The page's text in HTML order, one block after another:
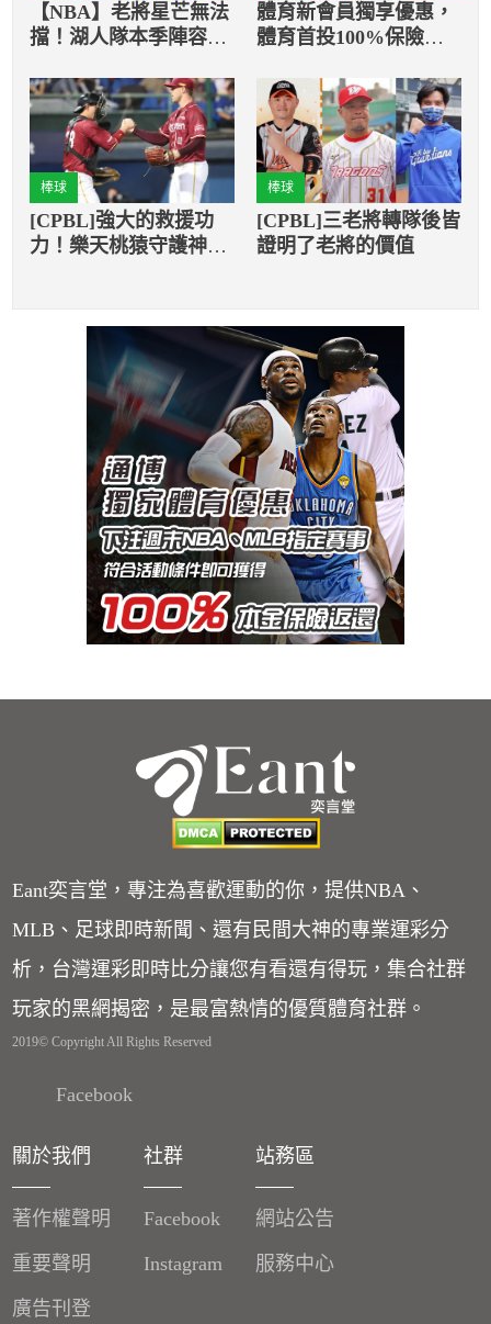
【NBA】老將星芒無法
擋！湖人隊本季陣容全
之冠
體育新會員獨享優惠，
體育首投100%保險返
棒球
[CPBL]強大的救援功
力！樂天桃猿守護神豪
棒球
[CPBL]三老將轉隊後皆
證明了老將的價值
Eant奕言堂，專注為喜歡運動的你，提供NBA、
MLB、足球即時新聞、還有民間大神的專業運彩分
析，台灣運彩即時比分讓您有看還有得玩，集合社群
玩家的黑網揭密，是最富熱情的優質體育社群。
2019© Copyright All Rights Reserved
Facebook
關於我們
著作權聲明
重要聲明
廣告刊登
社群
Facebook
Instagram
站務區
網站公告
服務中心